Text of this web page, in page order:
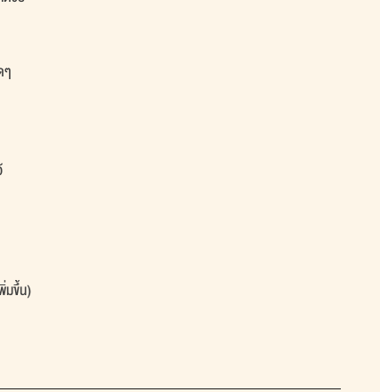
มขึ้น)